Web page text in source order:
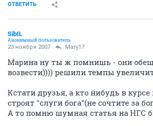
ОТВЕТИТЬ
SibIL
Анонимный пользователь
23 ноября 2007 Mary17
Марина ну ты ж помнишь - они
возвести)))) решили темпы
Кстати друзья, а кто нибудь в
строят "слуги бога"(не сочтите за
А то помню шумная статья на НГС